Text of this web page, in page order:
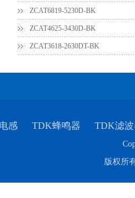
ZCAT6819-5230D-BK
ZCAT4625-3430D-BK
ZCAT3618-2630DT-BK
感 TDK蜂鸣器 TDK滤
版权所